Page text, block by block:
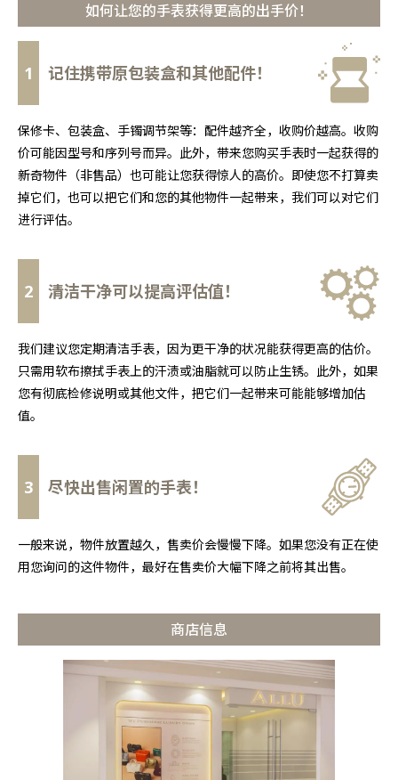
如何让您的手表获得更高的出手价！
1 记住携带原包装盒和其他配件！
保修卡、包装盒、手镯调节架等：配件越齐全，收购价越高。收购
价可能因型号和序列号而异。此外，带来您购买手表时一起获得的
新奇物件（非售品）也可能让您获得惊人的高价。即使您不打算卖
掉它们，也可以把它们和您的其他物件一起带来，我们可以对它们
进行评估。
2 清洁干净可以提高评估值！
我们建议您定期清洁手表，因为更干净的状况能获得更高的估价。
只需用软布擦拭手表上的汗渍或油脂就可以防止生锈。此外，如果
您有彻底检修说明或其他文件，把它们一起带来可能能够增加估
值。
3 尽快出售闲置的手表！
一般来说，物件放置越久，售卖价会慢慢下降。如果您没有正在使
用您询问的这件物件，最好在售卖价大幅下降之前将其出售。
商店信息